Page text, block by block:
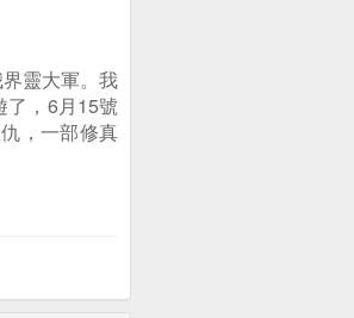
靈大軍。我
，6月15號
，一部修真